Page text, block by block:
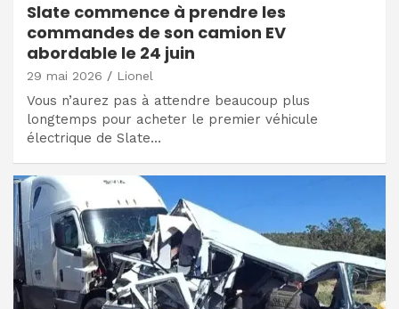
Slate commence à prendre les
commandes de son camion EV
abordable le 24 juin
29 mai 2026 Lionel
Vous n’aurez pas à attendre beaucoup plus
longtemps pour acheter le premier véhicule
électrique de Slate…